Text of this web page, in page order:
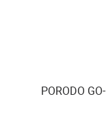
شيكر و مخلوط کن 450ml پرودو مدل PORODO GO-